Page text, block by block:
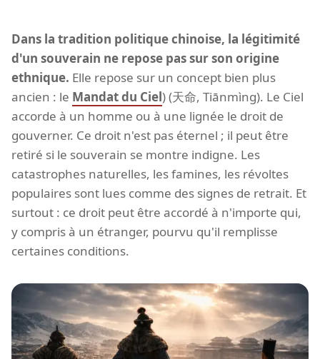
Dans la tradition politique chinoise, la légitimité
d'un souverain ne repose pas sur son origine
ethnique. Elle repose sur un concept bien plus
ancien : le Mandat du Ciel) (天命, Tiānmìng). Le Ciel
accorde à un homme ou à une lignée le droit de
gouverner. Ce droit n'est pas éternel ; il peut être
retiré si le souverain se montre indigne. Les
catastrophes naturelles, les famines, les révoltes
populaires sont lues comme des signes de retrait. Et
surtout : ce droit peut être accordé à n'importe qui,
y compris à un étranger, pourvu qu'il remplisse
certaines conditions.